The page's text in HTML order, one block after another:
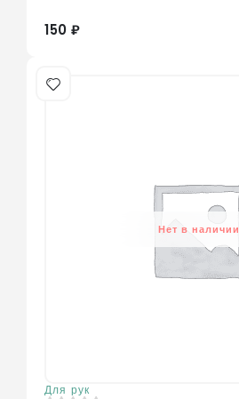
150 ₽
Нет в наличии
Для рук